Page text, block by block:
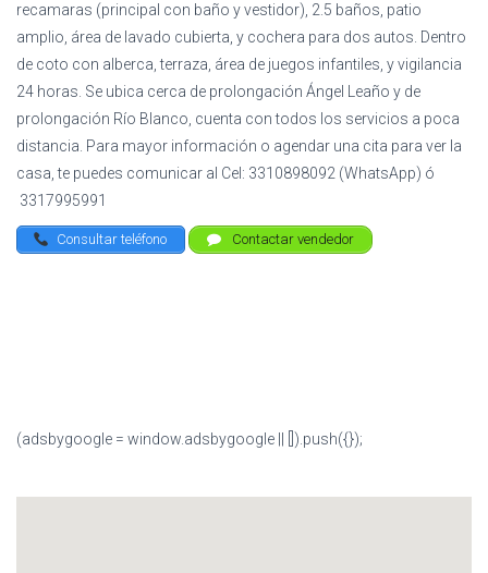
recamaras (principal con baño y vestidor), 2.5 baños, patio
amplio, área de lavado cubierta, y cochera para dos autos. Dentro
de coto con alberca, terraza, área de juegos infantiles, y vigilancia
24 horas. Se ubica cerca de prolongación Ángel Leaño y de
prolongación Río Blanco, cuenta con todos los servicios a poca
distancia. Para mayor información o agendar una cita para ver la
casa, te puedes comunicar al Cel: 3310898092 (WhatsApp) ó
3317995991
Consultar teléfono Contactar vendedor
(adsbygoogle = window.adsbygoogle || []).push({});